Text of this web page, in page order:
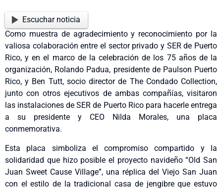
Escuchar noticia
Como muestra de agradecimiento y reconocimiento por la
valiosa colaboración entre el sector privado y SER de Puerto
Rico, y en el marco de la celebración de los 75 años de la
organización, Rolando Padua, presidente de Paulson Puerto
Rico, y Ben Tutt, socio director de The Condado Collection,
junto con otros ejecutivos de ambas compañías, visitaron
las instalaciones de SER de Puerto Rico para hacerle entrega
a su presidente y CEO Nilda Morales, una placa
conmemorativa.
Esta placa simboliza el compromiso compartido y la
solidaridad que hizo posible el proyecto navideño “Old San
Juan Sweet Cause Village”, una réplica del Viejo San Juan
con el estilo de la tradicional casa de jengibre que estuvo